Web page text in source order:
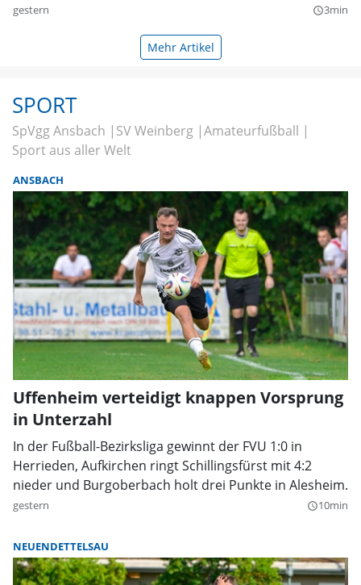
gestern query_builder3min
Mehr Artikel
SPORT
SpVgg Ansbach SV Weinberg Amateurfußball
Sport aus aller Welt
ANSBACH
Uffenheim verteidigt knappen Vorsprung
in Unterzahl
In der Fußball-Bezirksliga gewinnt der FVU 1:0 in
Herrieden, Aufkirchen ringt Schillingsfürst mit 4:2
nieder und Burgoberbach holt drei Punkte in Alesheim.
gestern query_builder10min
NEUENDETTELSAU